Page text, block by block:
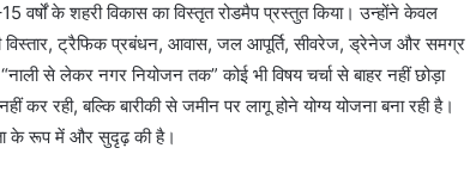
के शहरी विकास का विस्तृत रोडमैप प्रस्तुत किया। उन्होंने केवल
विस्तार, ट्रैफिक प्रबंधन, आवास, जल आपूर्ति, सीवरेज, ड्रेनेज और समग्र
से लेकर नगर नियोजन तक” कोई भी विषय चर्चा से बाहर नहीं छोड़ा
रही, बल्कि बारीकी से जमीन पर लागू होने योग्य योजना बना रही है।
के रूप में और सुदृढ़ की है।